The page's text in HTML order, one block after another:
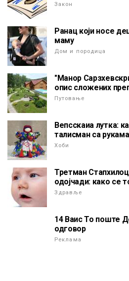
Закон
Ранац који носе
маму
Дом и породица
"Манор
опис сложених
Путовање
Вепсскаиа лутка:
талисман са
Хоби
Третман
одојчади: како се
Здравље
14 Ваис То поште
одговор
Реклама